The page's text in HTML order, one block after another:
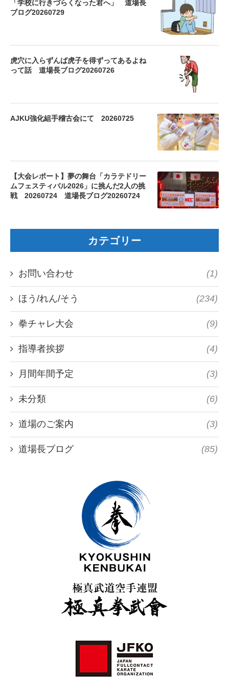
「学校に行きづらくなった君へ」 道場長
ブログ20260729
虎穴に入らずんば虎子を得ずってあるよね
って話 道場長ブログ20260726
AJKU強化組手稽古会にて 20260725
【大会レポート】夢の舞台「カラテドリー
ムフェスティバル2026」に挑んだ2人の挑
戦 20260724 道場長ブログ20260724
カテゴリー
お問い合わせ (1)
ほう/れん/そう (234)
拳チャレ大会 (9)
指導者挨拶 (4)
月間年間予定 (3)
未分類 (6)
道場のご案内 (3)
道場長ブログ (85)